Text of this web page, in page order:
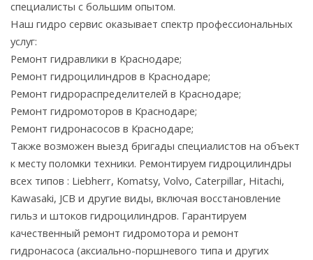
специалисты с большим опытом.
Наш гидро сервис оказывает спектр профессиональных
услуг:
Ремонт гидравлики в Краснодаре;
Ремонт гидроцилиндров в Краснодаре;
Ремонт гидрораспределителей в Краснодаре;
Ремонт гидромоторов в Краснодаре;
Ремонт гидронасосов в Краснодаре;
Также возможен выезд бригады специалистов на объект
к месту поломки техники. Ремонтируем гидроцилиндры
всех типов : Liebherr, Komatsy, Volvo, Caterpillar, Hitachi,
Kawasaki, JCB и другие виды, включая восстановление
гильз и штоков гидроцилиндров. Гарантируем
качественный ремонт гидромотора и ремонт
гидронасоса (аксиально-поршневого типа и других